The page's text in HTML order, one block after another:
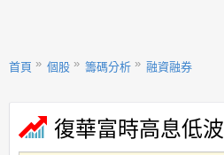
首頁 個股 籌碼分析 融資融券
復華富時高息低波